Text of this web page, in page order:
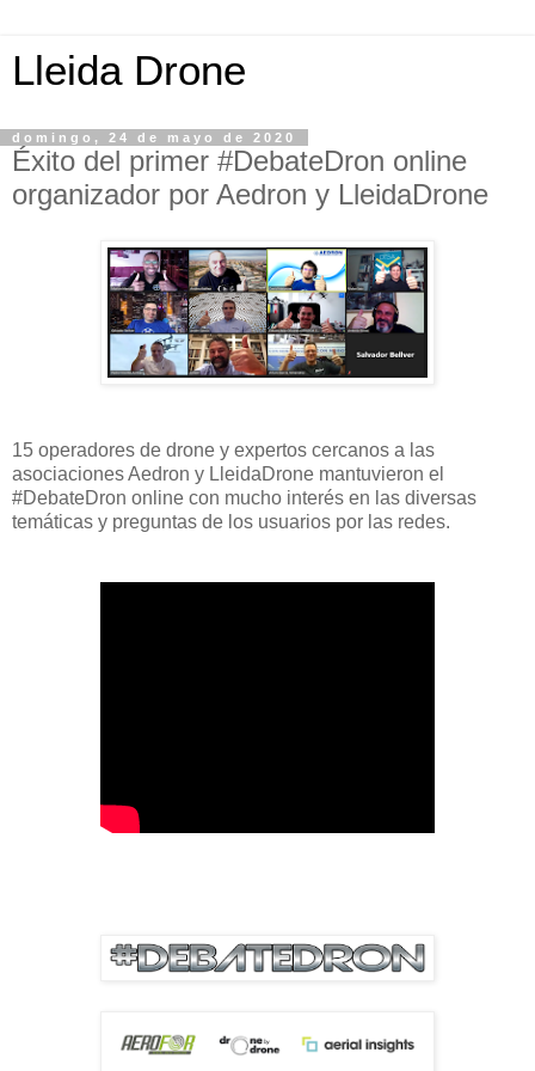
Lleida Drone
domingo, 24 de mayo de 2020
Éxito del primer #DebateDron online
organizador por Aedron y LleidaDrone
15 operadores de drone y expertos cercanos a las
asociaciones Aedron y LleidaDrone mantuvieron el
#DebateDron online con mucho interés en las diversas
temáticas y preguntas de los usuarios por las redes.